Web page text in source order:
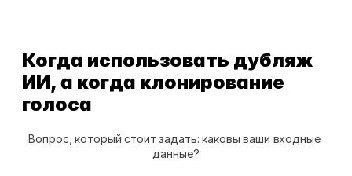
Когда использовать дубляж
ИИ, а когда клонирование
голоса
Вопрос, который стоит задать: каковы ваши входные
данные?